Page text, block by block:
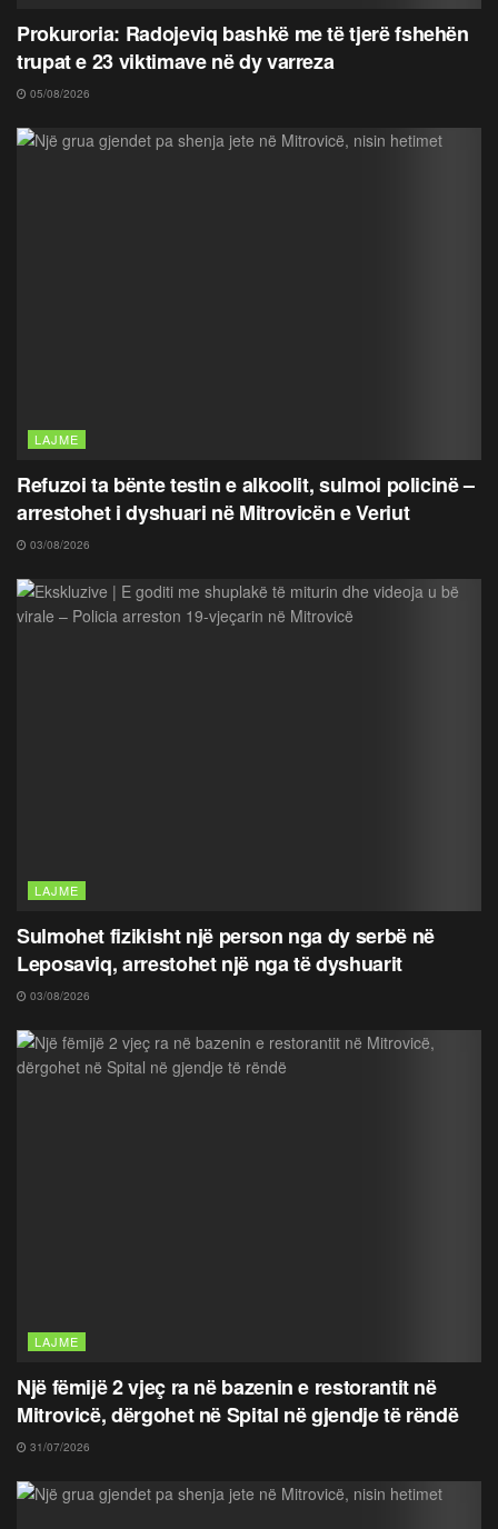
Prokuroria: Radojeviq bashkë me të tjerë fshehën
trupat e 23 viktimave në dy varreza
05/08/2026
LAJME
Refuzoi ta bënte testin e alkoolit, sulmoi policinë –
arrestohet i dyshuari në Mitrovicën e Veriut
03/08/2026
LAJME
Sulmohet fizikisht një person nga dy serbë në
Leposaviq, arrestohet një nga të dyshuarit
03/08/2026
LAJME
Një fëmijë 2 vjeç ra në bazenin e restorantit në
Mitrovicë, dërgohet në Spital në gjendje të rëndë
31/07/2026